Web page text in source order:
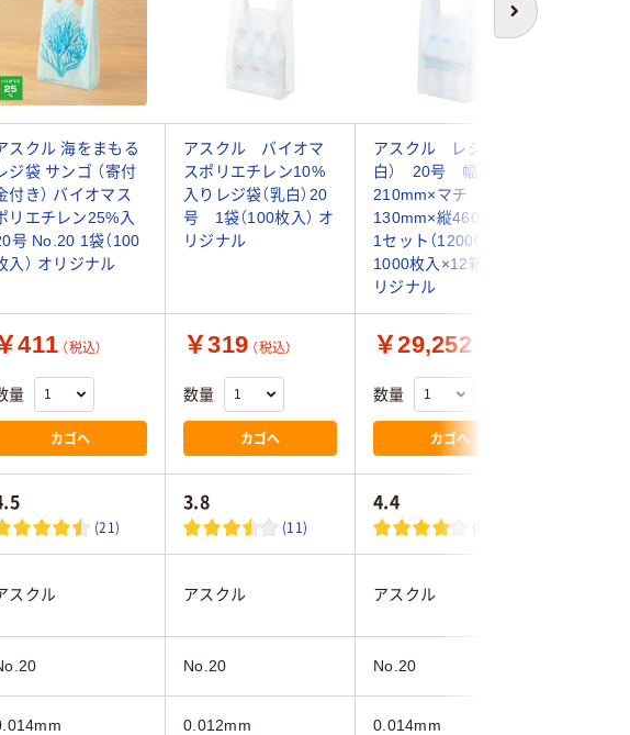
次へ
スクル 海をまもる
ジ袋 サンゴ （寄付
付き） バイオマス
リエチレン25%入
号 No.20 1袋（100
入） オリジナル
アスクル バイオマ
スポリエチレン10%
入りレジ袋（乳白）20
号 1袋（100枚入） オ
リジナル
アスクル レジ袋（乳
白） 20号 幅
210mm×マチ
130mm×縦460mm
1セット（12000枚：
1000枚入×12箱） オ
リジナル
411 （税込）
量
カゴへ
￥319 （税込）
数量
カゴへ
￥29,252
数量
カゴへ
(21)
3.8
(11)
4.4
(89)
スクル アスクル アスクル
No.20 No.20
0.012mm 0.014mm